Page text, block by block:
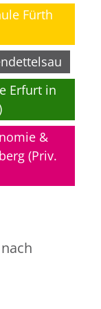
Fürth
Erfurt in
&
(Priv.